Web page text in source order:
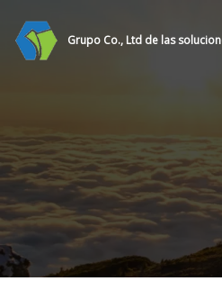
Grupo Co., Ltd de las